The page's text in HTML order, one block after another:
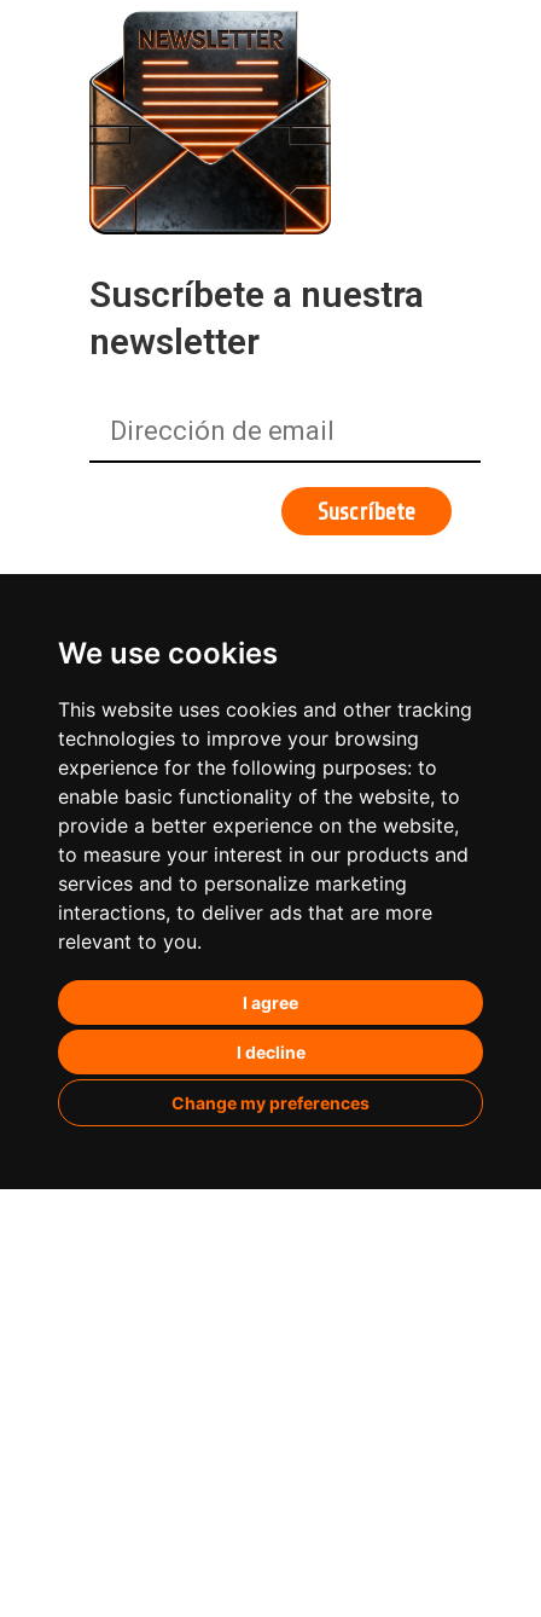
We use cookies
This website uses cookies and other tracking
technologies to improve your browsing
experience for the following purposes: to
enable basic functionality of the website, to
provide a better experience on the website,
to measure your interest in our products and
services and to personalize marketing
interactions, to deliver ads that are more
relevant to you.
I agree
I decline
Change my preferences
Suscríbete a nuestra
newsletter
¿Qué hacemos?
Posicionamiento en IA’s
Paid Media
Marketing de contenidos
Analítica